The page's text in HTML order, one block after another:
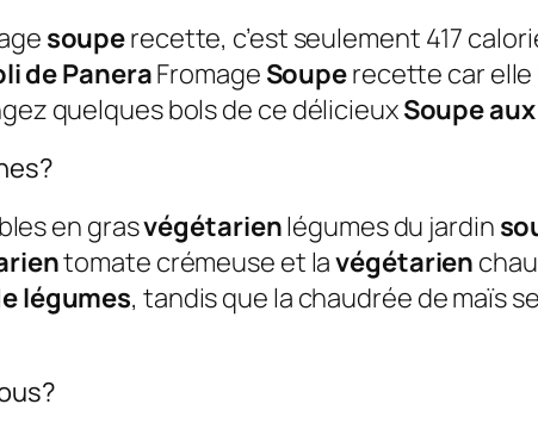
souperecette, c’est seulement 417
de PaneraFromage Souperecette car elle
quelques bols de ce délicieuxSoupe
en grasvégétarienlégumes du jardin
tomate crémeuse et lavégétarien
légumes, tandis que la chaudrée de maïs